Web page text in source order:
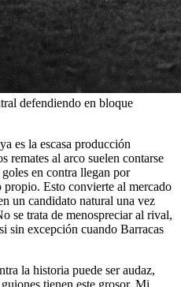
defendiendo en bloque
es la escasa producción
remates al arco suelen contarse
en contra llegan por
propio. Esto convierte al mercado
un candidato natural una vez
se trata de menospreciar al rival,
sin excepción cuando Barracas
la historia puede ser audaz,
tienen este grosor. Mi